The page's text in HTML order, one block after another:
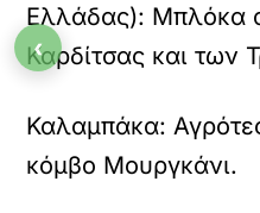
Ελλάδας): Μπλόκα
Καρδίτσας και των
Καλαμπάκα:
κόμβο Μουργκάνι.
‹